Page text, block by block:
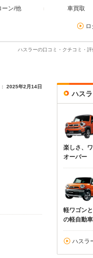
ーン/他 車買取
ハスラーの口コミ・クチコミ・評
2025年2月14日
ハス
楽しさ、
オーバー
軽ワゴン
の軽自動車
ハスラ